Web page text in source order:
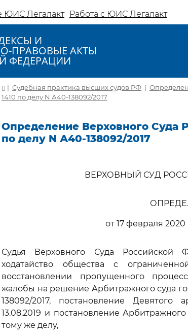
ЮИС Легалакт Работа с ЮИС Легалакт
И
ПРАВОВЫЕ АКТЫ
ФЕДЕРАЦИИ
| Судебная практика высших судов РФ |
1410 по делу N А40-138092/2017
Определение Верховного Суда
по делу N А40-138092/2017
ВЕРХОВНЫЙ СУД
от 17 февраля 2020
Судья Верховного Суда Российской
ходатайство общества с
восстановлении пропущенного
жалобы на решение Арбитражного суда
138092/2017, постановление Девятого
13.08.2019 и постановление
тому же делу,